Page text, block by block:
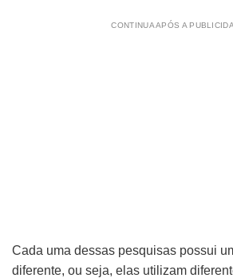
CONTINUA APÓS A
Cada uma dessas pesquisas possui
diferente, ou seja, elas utilizam